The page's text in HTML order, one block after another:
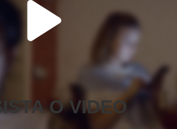
O VIDEO